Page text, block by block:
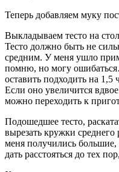
Теперь добавляем муку
Выкладываем тесто на
Тесто должно быть не
средним. У меня ушло
помню, но могу
оставить подходить на 1,5
Если оно увеличится
можно переходить к
Подошедшее тесто,
вырезать кружки среднего
меня получились
дать расстояться до тех